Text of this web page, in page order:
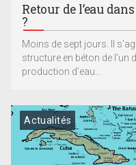
Retour de l’eau
?
Moins de sept jours. Il
structure en béton de l’un
production d’eau...
Actualités